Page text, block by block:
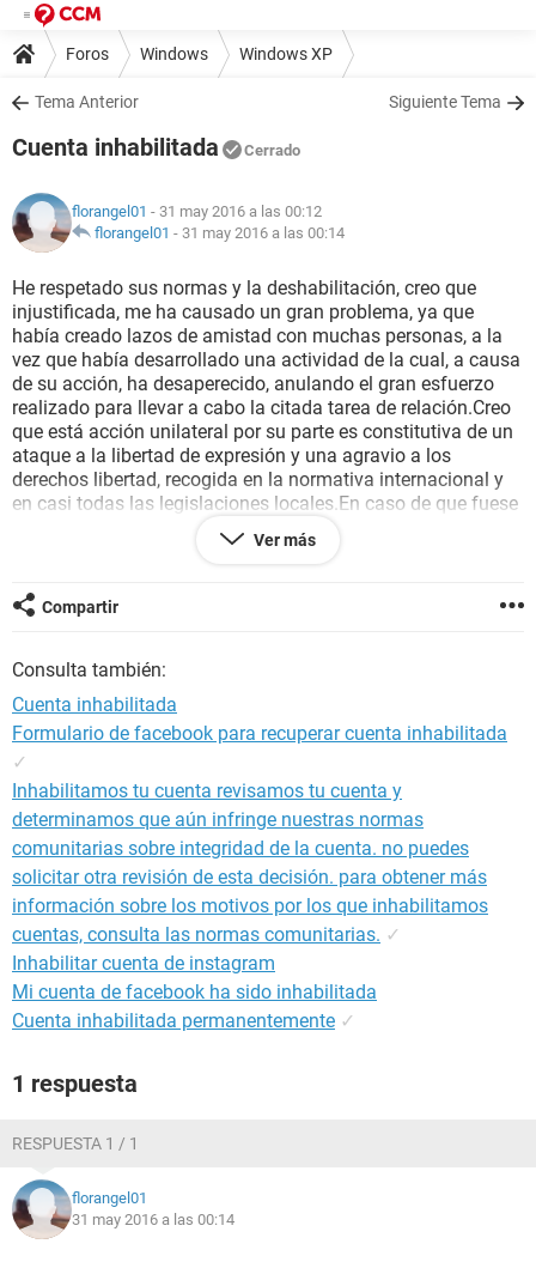
Foros Windows Windows XP
Tema Anterior Siguiente Tema
Cuenta inhabilitada Cerrado
florangel01 - 31 may 2016 a las 00:12
florangel01 - 31 may 2016 a las 00:14
He respetado sus normas y la deshabilitación, creo que
injustificada, me ha causado un gran problema, ya que
había creado lazos de amistad con muchas personas, a la
vez que había desarrollado una actividad de la cual, a causa
de su acción, ha desaperecido, anulando el gran esfuerzo
realizado para llevar a cabo la citada tarea de relación.Creo
que está acción unilateral por su parte es constitutiva de un
ataque a la libertad de expresión y una agravio a los
derechos libertad, recogida en la normativa internacional y
en casi todas las legislaciones locales.En caso de que fuese
justificada esa actuación, rogaría me indicara los motivos
por los cuales han tomado esa decisión. En caso contrario,
actividad social gravemente afectada por su anómalo
proceder.En espera de sus noticias, atentamente :
Ver más
Compartir
Consulta también:
Cuenta inhabilitada
Formulario de facebook para recuperar cuenta inhabilitada
✓
Inhabilitamos tu cuenta revisamos tu cuenta y
determinamos que aún infringe nuestras normas
comunitarias sobre integridad de la cuenta. no puedes
solicitar otra revisión de esta decisión. para obtener más
información sobre los motivos por los que inhabilitamos
cuentas, consulta las normas comunitarias. ✓
Inhabilitar cuenta de instagram
Mi cuenta de facebook ha sido inhabilitada
Cuenta inhabilitada permanentemente ✓
1 respuesta
RESPUESTA 1 / 1
florangel01
31 may 2016 a las 00:14